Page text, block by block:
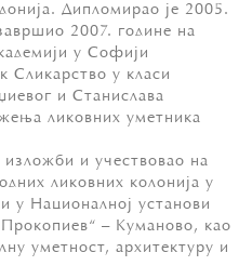
Дипломирао је 2005.
2007. године на
у Софији
Сликарство у класи
и Станислава
ликовних уметника
и учествовао на
ликовних колонија у
у Националној установи
Прокопиев“ – Куманово, као
уметност, архитектуру и